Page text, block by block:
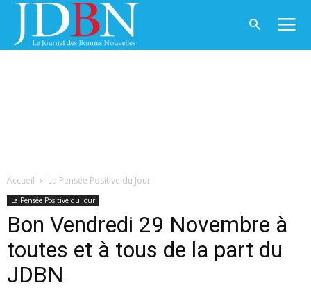
Accueil La Pensée Positive du Jour
La Pensée Positive du Jour
Bon Vendredi 29 Novembre à
toutes et à tous de la part du
JDBN